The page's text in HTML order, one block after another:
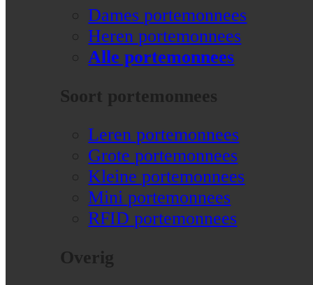
Dames portemonnees
Heren portemonnees
Alle portemonnees
Soort portemonnees
Leren portemonnees
Grote portemonnees
Kleine portemonnees
Mini portemonnees
RFID portemonnees
Overig